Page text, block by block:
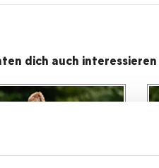
dich auch interessieren